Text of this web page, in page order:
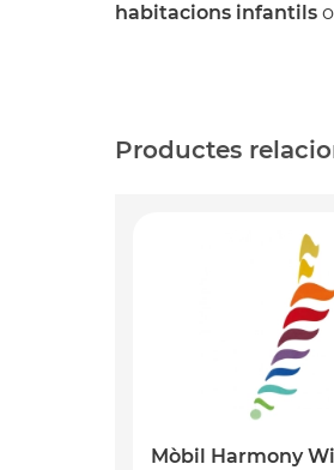
habitacions infantils
Productes
Mòbil Harmony